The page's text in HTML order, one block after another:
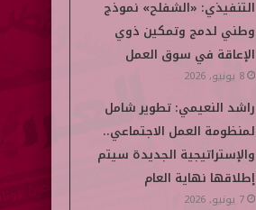
التنفيذي: «الشفلح» نموذج
وطني لدمج وتمكين ذوي
الإعاقة في سوق العمل
8 يونيو, 2026
راشد النعيمي: تطوير شامل
لمنظومة العمل الاجتماعي..
والإستراتيجية الجديدة سيتم
إطلاقها نهاية العام
7 يونيو, 2026